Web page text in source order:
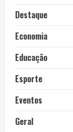
Destaque
Economia
Educação
Esporte
Eventos
Geral